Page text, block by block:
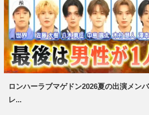
ロンハーラブマゲドン2026夏の出演メン
レ...